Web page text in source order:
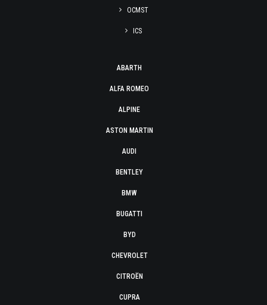
OCMST
ICS
ABARTH
ALFA ROMEO
ALPINE
ASTON MARTIN
AUDI
BENTLEY
BMW
BUGATTI
BYD
CHEVROLET
CITROËN
CUPRA